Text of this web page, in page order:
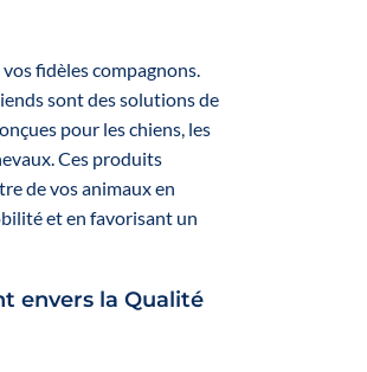
fidèles compagnons.
sont des solutions de
pour les chiens, les
Ces produits
de vos animaux en
et en favorisant un
envers la Qualité